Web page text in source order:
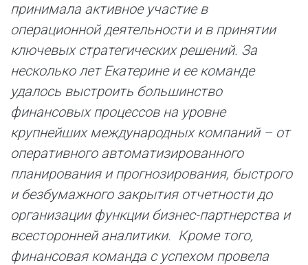
принимала активное участие в
операционной деятельности и в принятии
ключевых стратегических решений. За
несколько лет Екатерине и ее команде
удалось выстроить большинство
финансовых процессов на уровне
крупнейших международных компаний – от
оперативного автоматизированного
планирования и прогнозирования, быстрого
и безбумажного закрытия отчетности до
организации функции бизнес-партнерства и
всесторонней аналитики. Кроме того,
финансовая команда с успехом провела